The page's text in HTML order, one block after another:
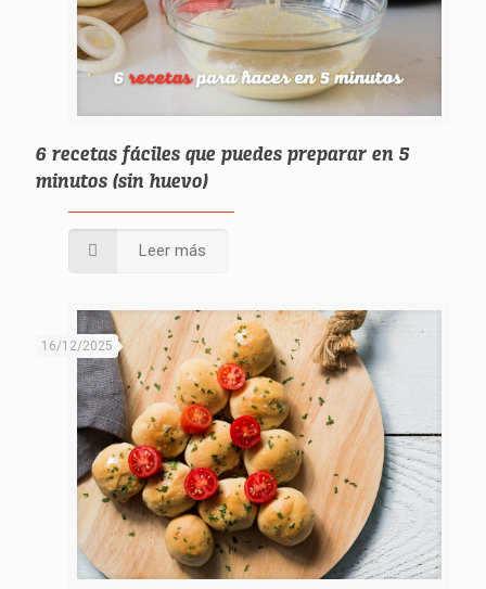
6 recetas fáciles que puedes preparar en 5
minutos (sin huevo)
Leer más
16/12/2025